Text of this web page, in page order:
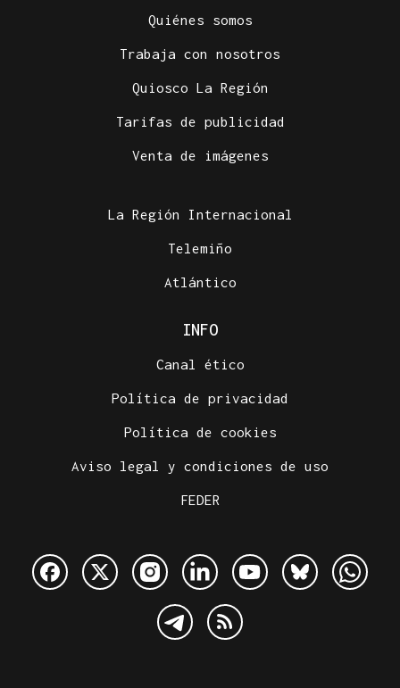
Quiénes somos
Trabaja con nosotros
Quiosco La Región
Tarifas de publicidad
Venta de imágenes
La Región Internacional
Telemiño
Atlántico
INFO
Canal ético
Política de privacidad
Política de cookies
Aviso legal y condiciones de uso
FEDER